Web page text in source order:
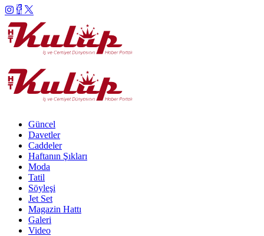
Güncel
Davetler
Caddeler
Haftanın Şıkları
Moda
Tatil
Söyleşi
Jet Set
Magazin Hattı
Galeri
Video